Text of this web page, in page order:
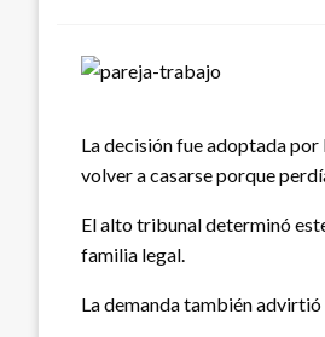
La decisión fue adoptada por
volver a casarse porque
El alto tribunal determinó
familia legal.
La demanda también